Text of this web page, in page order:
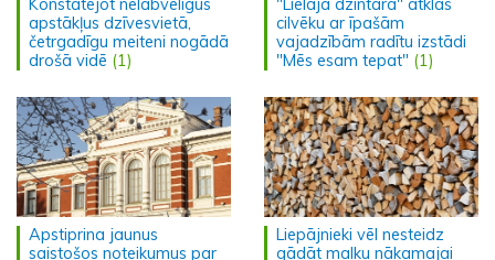
Konstatējot nelabvēlīgus
apstākļus dzīvesvietā,
četrgadīgu meiteni nogādā
drošā vidē (1)
"Lielajā dzintarā" atklās
cilvēku ar īpašām
vajadzībām radītu izstādi
"Mēs esam tepat" (1)
Apstiprina jaunus
saistošos noteikumus par
Liepājnieki vēl nesteidz
gādāt malku nākamajai